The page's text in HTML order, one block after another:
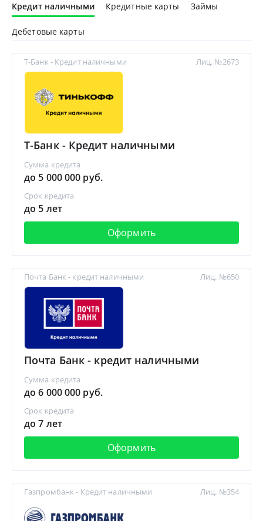
Кредит наличными Кредитные карты Займы
Дебетовые карты
Т-Банк - Кредит наличными
Т-Банк - Кредит наличными
Сумма кредита
до 5 000 000 руб.
Срок кредита
до 5 лет
Оформить
Лиц. №2673
Почта Банк - кредит наличными
Почта Банк - кредит наличными
Сумма кредита
до 6 000 000 руб.
Срок кредита
до 7 лет
Оформить
Лиц. №650
Газпромбанк - Кредит наличными Лиц. №354